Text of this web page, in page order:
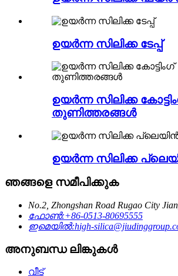
ഉയർന്ന സിലിക്ക ടേപ്പ്
ഉയർന്ന സിലിക്ക
തുണിത്തരങ്ങൾ
ഉയർന്ന സിലിക്ക
ഞങ്ങളെ സമീപിക്കുക
No.2, Zhongshan Road Rugao City
ഫോൺ:+86-0513-80695555
ഇമെയിൽ:high-
അനുബന്ധ ലിങ്കുകൾ
വീട്